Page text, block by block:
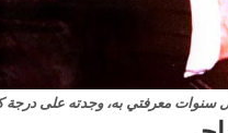
سنوات معرفتي به، وجدته على درجة